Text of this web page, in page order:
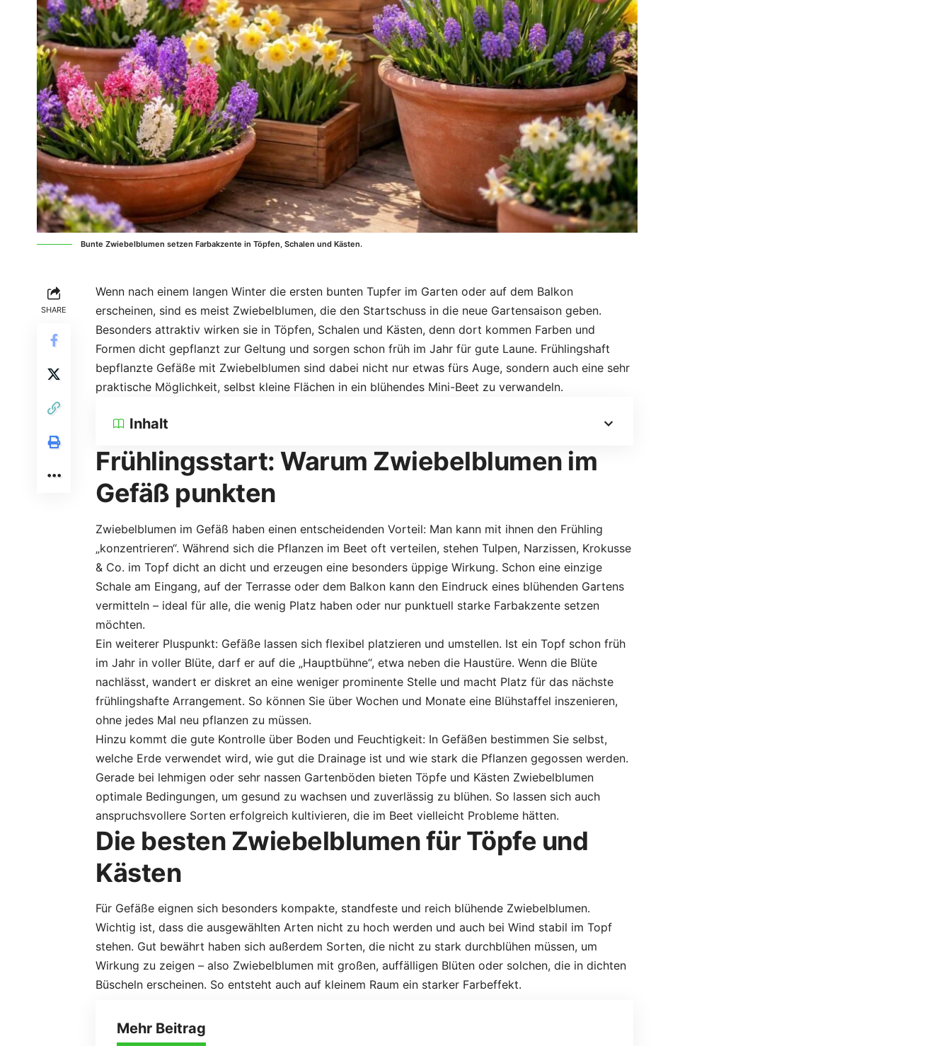
Bunte Zwiebelblumen setzen Farbakzente in Töpfen, Schalen und Kästen.
SHARE
Wenn nach einem langen Winter die ersten bunten Tupfer im Garten oder auf dem Balkon
erscheinen, sind es meist Zwiebelblumen, die den Startschuss in die neue Gartensaison geben.
Besonders attraktiv wirken sie in Töpfen, Schalen und Kästen, denn dort kommen Farben und
Formen dicht gepflanzt zur Geltung und sorgen schon früh im Jahr für gute Laune. Frühlingshaft
bepflanzte Gefäße mit Zwiebelblumen sind dabei nicht nur etwas fürs Auge, sondern auch eine sehr
praktische Möglichkeit, selbst kleine Flächen in ein blühendes Mini-Beet zu verwandeln.
Inhalt
Frühlingsstart: Warum Zwiebelblumen im
Gefäß punkten
Zwiebelblumen im Gefäß haben einen entscheidenden Vorteil: Man kann mit ihnen den Frühling
„konzentrieren“. Während sich die Pflanzen im Beet oft verteilen, stehen Tulpen, Narzissen, Krokusse
& Co. im Topf dicht an dicht und erzeugen eine besonders üppige Wirkung. Schon eine einzige
Schale am Eingang, auf der Terrasse oder dem Balkon kann den Eindruck eines blühenden Gartens
vermitteln – ideal für alle, die wenig Platz haben oder nur punktuell starke Farbakzente setzen
möchten.
Ein weiterer Pluspunkt: Gefäße lassen sich flexibel platzieren und umstellen. Ist ein Topf schon früh
im Jahr in voller Blüte, darf er auf die „Hauptbühne“, etwa neben die Haustüre. Wenn die Blüte
nachlässt, wandert er diskret an eine weniger prominente Stelle und macht Platz für das nächste
frühlingshafte Arrangement. So können Sie über Wochen und Monate eine Blühstaffel inszenieren,
ohne jedes Mal neu pflanzen zu müssen.
Hinzu kommt die gute Kontrolle über Boden und Feuchtigkeit: In Gefäßen bestimmen Sie selbst,
welche Erde verwendet wird, wie gut die Drainage ist und wie stark die Pflanzen gegossen werden.
Gerade bei lehmigen oder sehr nassen Gartenböden bieten Töpfe und Kästen Zwiebelblumen
optimale Bedingungen, um gesund zu wachsen und zuverlässig zu blühen. So lassen sich auch
anspruchsvollere Sorten erfolgreich kultivieren, die im Beet vielleicht Probleme hätten.
Die besten Zwiebelblumen für Töpfe und
Kästen
Für Gefäße eignen sich besonders kompakte, standfeste und reich blühende Zwiebelblumen.
Wichtig ist, dass die ausgewählten Arten nicht zu hoch werden und auch bei Wind stabil im Topf
stehen. Gut bewährt haben sich außerdem Sorten, die nicht zu stark durchblühen müssen, um
Wirkung zu zeigen – also Zwiebelblumen mit großen, auffälligen Blüten oder solchen, die in dichten
Büscheln erscheinen. So entsteht auch auf kleinem Raum ein starker Farbeffekt.
Mehr Beitrag